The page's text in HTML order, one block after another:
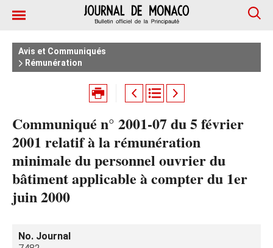
Avis et Communiqués
Rémunération
Communiqué n° 2001-07 du 5 février
2001 relatif à la rémunération
minimale du personnel ouvrier du
bâtiment applicable à compter du 1er
juin 2000
No. Journal